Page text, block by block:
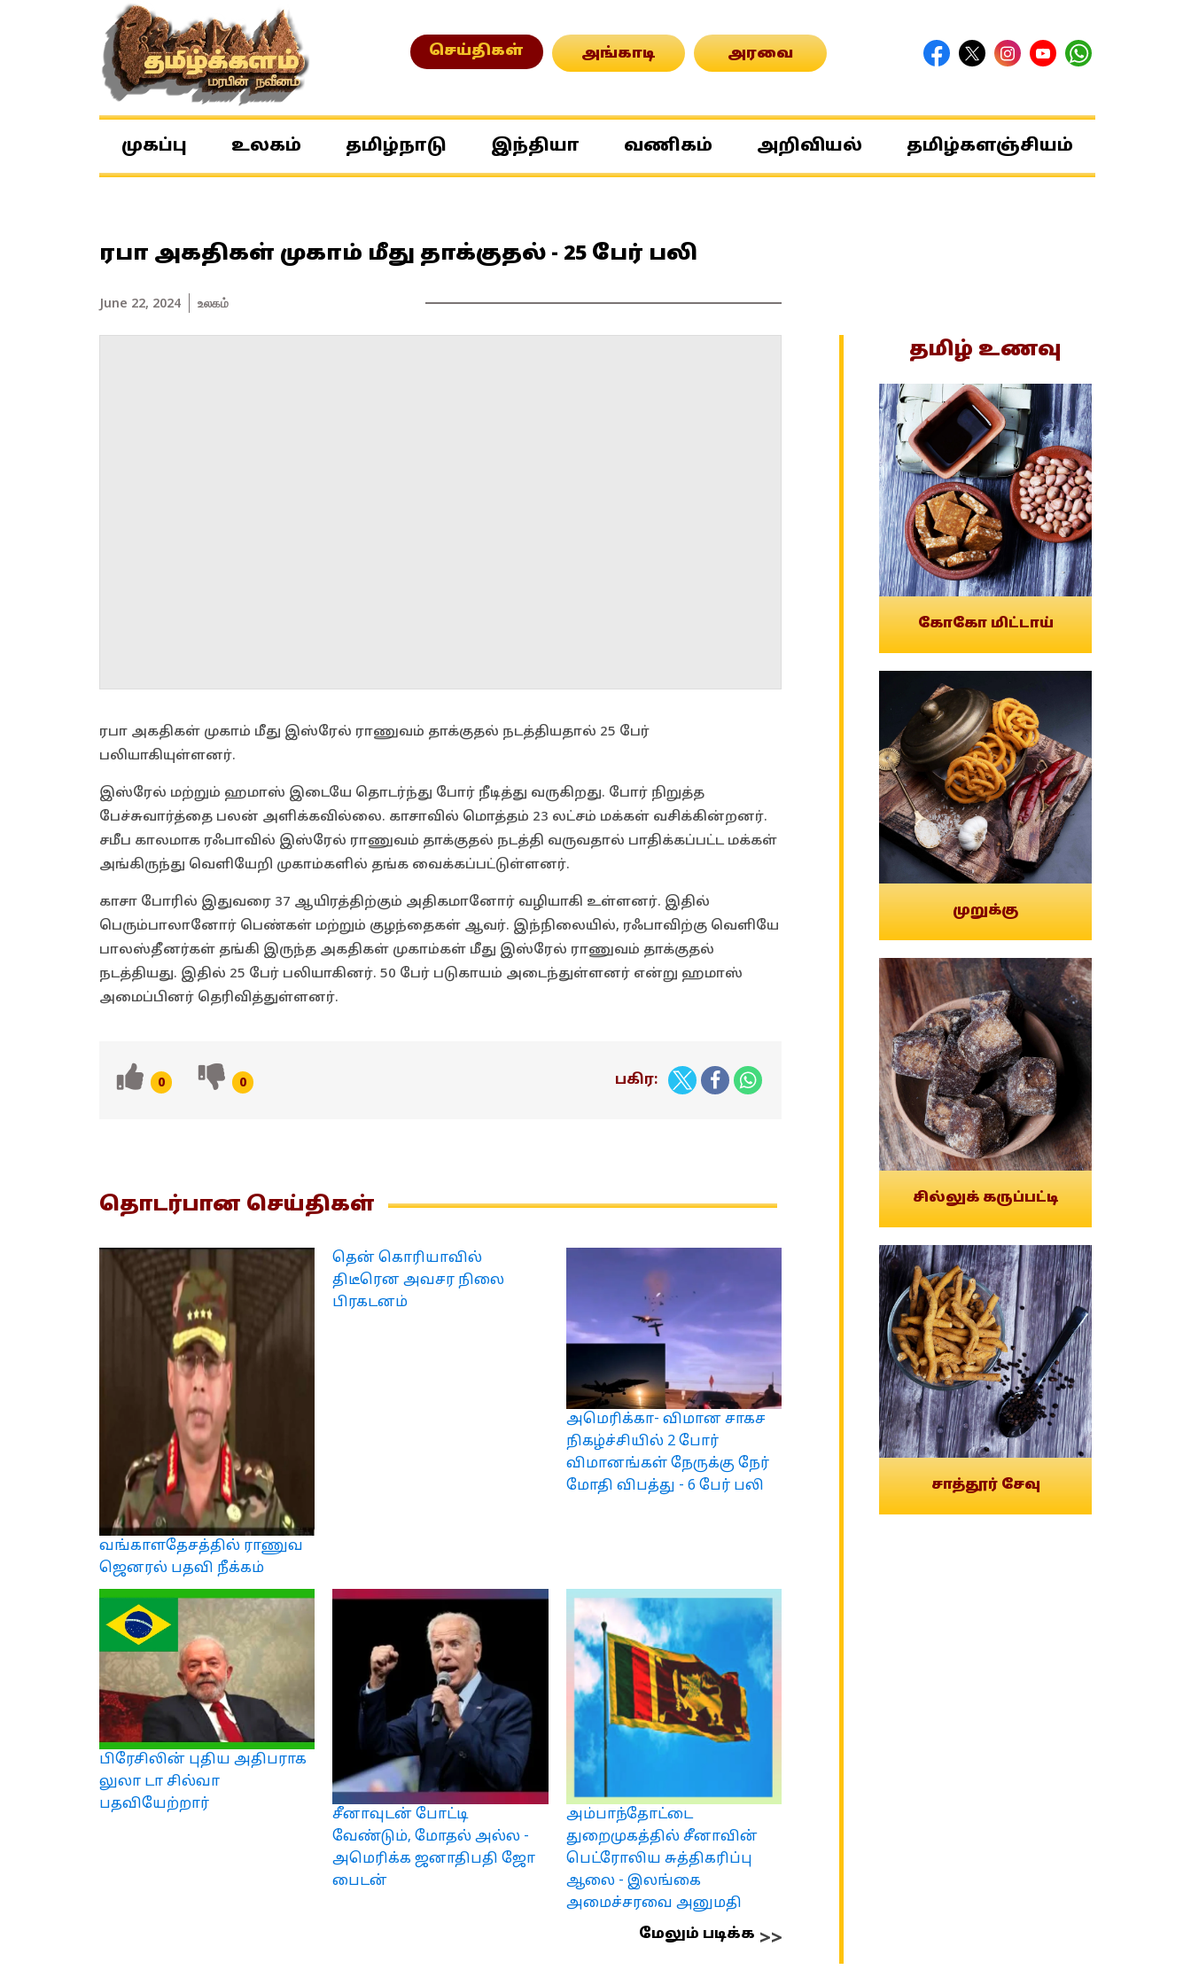
செய்திகள் அங்காடி அரவை
முகப்பு உலகம் தமிழ்நாடு இந்தியா வணிகம் அறிவியல் தமிழ்களஞ்சியம்
ரபா அகதிகள் முகாம் மீது தாக்குதல் - 25 பேர் பலி
June 22, 2024 உலகம்
ரபா அகதிகள் முகாம் மீது இஸ்ரேல் ராணுவம் தாக்குதல் நடத்தியதால் 25 பேர்
பலியாகியுள்ளனர்.
இஸ்ரேல் மற்றும் ஹமாஸ் இடையே தொடர்ந்து போர் நீடித்து வருகிறது. போர் நிறுத்த
பேச்சுவார்த்தை பலன் அளிக்கவில்லை. காசாவில் மொத்தம் 23 லட்சம் மக்கள் வசிக்கின்றனர்.
சமீப காலமாக ரஃபாவில் இஸ்ரேல் ராணுவம் தாக்குதல் நடத்தி வருவதால் பாதிக்கப்பட்ட மக்கள்
அங்கிருந்து வெளியேறி முகாம்களில் தங்க வைக்கப்பட்டுள்ளனர்.
காசா போரில் இதுவரை 37 ஆயிரத்திற்கும் அதிகமானோர் வழியாகி உள்ளனர். இதில்
பெரும்பாலானோர் பெண்கள் மற்றும் குழந்தைகள் ஆவர். இந்நிலையில், ரஃபாவிற்கு வெளியே
பாலஸ்தீனர்கள் தங்கி இருந்த அகதிகள் முகாம்கள் மீது இஸ்ரேல் ராணுவம் தாக்குதல்
நடத்தியது. இதில் 25 பேர் பலியாகினர். 50 பேர் படுகாயம் அடைந்துள்ளனர் என்று ஹமாஸ்
அமைப்பினர் தெரிவித்துள்ளனர்.
0 0 பகிர:
தொடர்பான செய்திகள்
வங்காளதேசத்தில் ராணுவ
ஜெனரல் பதவி நீக்கம்
தென் கொரியாவில்
திடீரென அவசர நிலை
பிரகடனம்
அமெரிக்கா- விமான சாகச
நிகழ்ச்சியில் 2 போர்
விமானங்கள் நேருக்கு நேர்
மோதி விபத்து - 6 பேர் பலி
பிரேசிலின் புதிய அதிபராக
லுலா டா சில்வா
பதவியேற்றார்
சீனாவுடன் போட்டி
வேண்டும், மோதல் அல்ல -
அமெரிக்க ஜனாதிபதி ஜோ
பைடன்
அம்பாந்தோட்டை
துறைமுகத்தில் சீனாவின்
பெட்ரோலிய சுத்திகரிப்பு
ஆலை - இலங்கை
அமைச்சரவை அனுமதி
மேலும் படிக்க
தமிழ் உணவு
கோகோ மிட்டாய்
முறுக்கு
சில்லுக் கருப்பட்டி
சாத்தூர் சேவு